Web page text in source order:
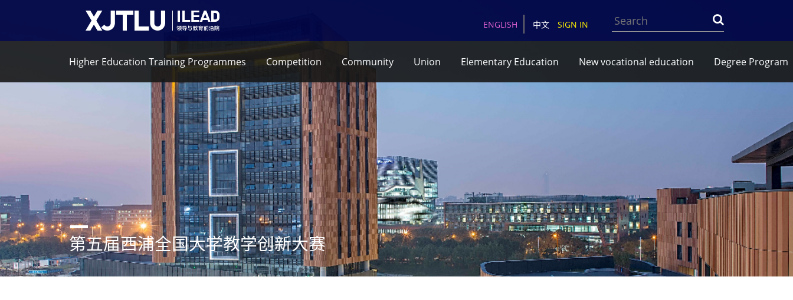
ENGLISH 中文 SIGN IN
Higher Education Training Programmes Competition Community Union Elementary Education New vocational education Degree Program
第五届西浦全国大学教学创新大赛